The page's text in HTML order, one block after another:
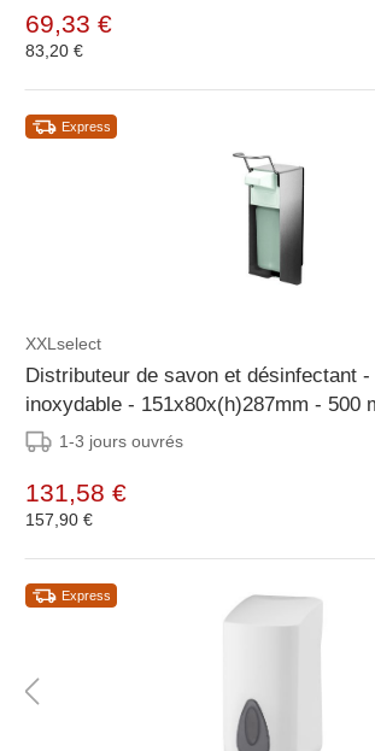
69,33 €
83,20 €
Express
XXLselect
Distributeur de savon et désinfectant
inoxydable - 151x80x(h)287mm - 500
1-3 jours ouvrés
131,58 €
157,90 €
Express